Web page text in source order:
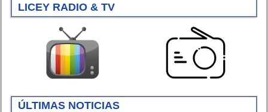
LICEY RADIO & TV
ÚLTIMAS NOTICIAS